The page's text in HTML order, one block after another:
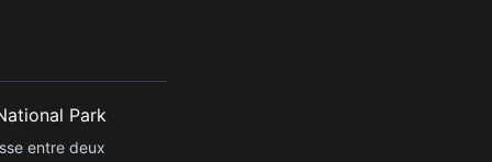
Park
entre deux